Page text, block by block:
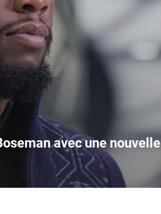
avec une nouvelle